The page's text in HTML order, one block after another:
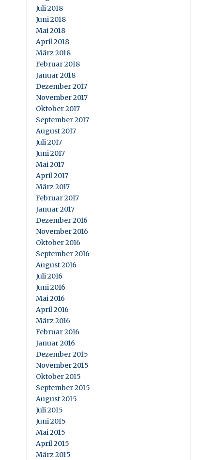
Juli 2018
Juni 2018
Mai 2018
April 2018
März 2018
Februar 2018
Januar 2018
Dezember 2017
November 2017
Oktober 2017
September 2017
August 2017
Juli 2017
Juni 2017
Mai 2017
April 2017
März 2017
Februar 2017
Januar 2017
Dezember 2016
November 2016
Oktober 2016
September 2016
August 2016
Juli 2016
Juni 2016
Mai 2016
April 2016
März 2016
Februar 2016
Januar 2016
Dezember 2015
November 2015
Oktober 2015
September 2015
August 2015
Juli 2015
Juni 2015
Mai 2015
April 2015
März 2015